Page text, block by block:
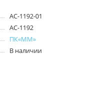
АС-1192-01
АС-1192
ПК«ММ»
В наличии